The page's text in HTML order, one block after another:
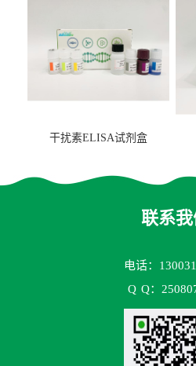
干扰素ELISA试剂盒
联系我
电话：
Q Q：